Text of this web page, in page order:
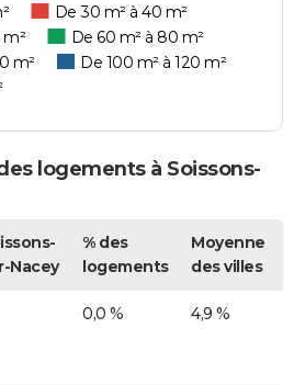
De 30 m² à 40 m²
m²
De 60 m² à 80 m²
m²
De 100 m² à 120 m²
logements à Soissons-
Nacey
% des
logements
Moyenne
des villes
0,0 % 4,9 %